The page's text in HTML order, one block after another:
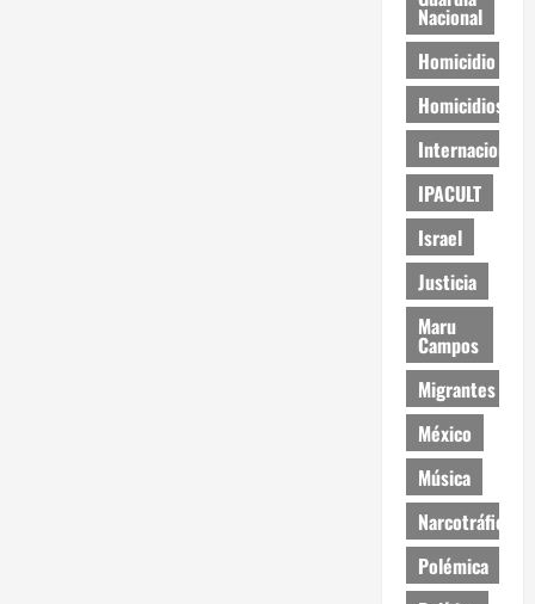
Nacional
Homicidio
Homicidios
Internacional
IPACULT
Israel
Justicia
Maru
Campos
Migrantes
México
Música
Narcotráfico
Polémica